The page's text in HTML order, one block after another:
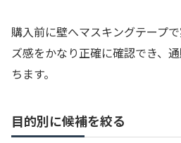
購入前に壁へマスキングテープ
ズ感をかなり正確に確認でき、
ちます。
目的別に候補を絞る